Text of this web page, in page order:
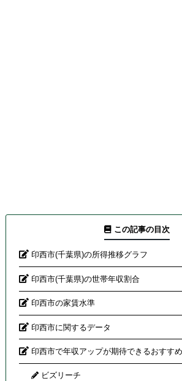
この記事の目次
印西市(千葉県)の所得推移グラフ
印西市(千葉県)の世帯年収割合
印西市の家賃水準
印西市に関するデータ
印西市で年収アップが期待できるおすす
ビズリーチ